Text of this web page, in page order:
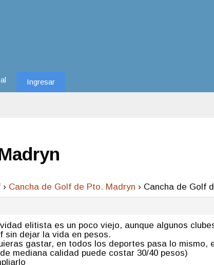
Ingresar
› Cancha de Golf de Pto. Madryn › Cancha de Golf
elitista es un poco viejo, aunque algunos
sin dejar la vida en pesos.
gastar, en todos los deportes pasa lo mismo,
mediana calidad puede costar 30/40 pesos)